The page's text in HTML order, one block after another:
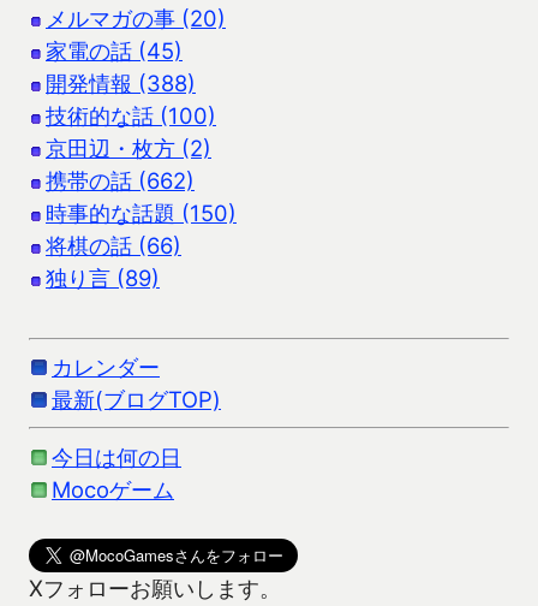
メルマガの事 (20)
家電の話 (45)
開発情報 (388)
技術的な話 (100)
京田辺・枚方 (2)
携帯の話 (662)
時事的な話題 (150)
将棋の話 (66)
独り言 (89)
カレンダー
最新(ブログTOP)
今日は何の日
Mocoゲーム
Xフォローお願いします。